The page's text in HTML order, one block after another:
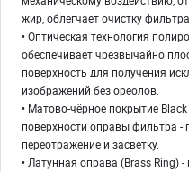
жир, облегчает очистку фильтра.
• Оптическая технология
обеспечивает чрезвычайно
поверхность для получения
изображений без ореолов.
• Матово-чёрное покрытие
поверхности оправы фильтра -
переотражение и засветку.
• Латунная оправа (Brass Ring) -